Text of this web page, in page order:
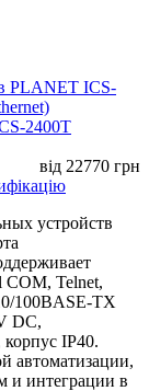
2400T
від 22770 грн
устройств
Telnet,
100BASE-TX
DC,
IP40.
автоматизации,
и интеграции в